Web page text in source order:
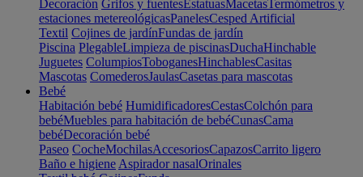
Decoración Grifos y fuentesEstatuasMacetasTermómetros y
estaciones metereológicasPanelesCesped Artificial
Textil Cojines de jardínFundas de jardín
Piscina PlegableLimpieza de piscinasDuchaHinchable
Juguetes ColumpiosToboganesHinchablesCasitas
Mascotas ComederosJaulasCasetas para mascotas
Bebé
Habitación bebé HumidificadoresCestasColchón para
bebéMuebles para habitación de bebéCunasCama
bebéDecoración bebé
Paseo CocheMochilasAccesoriosCapazosCarrito ligero
Baño e higiene Aspirador nasalOrinales